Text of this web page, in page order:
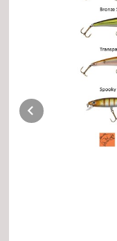
Prev